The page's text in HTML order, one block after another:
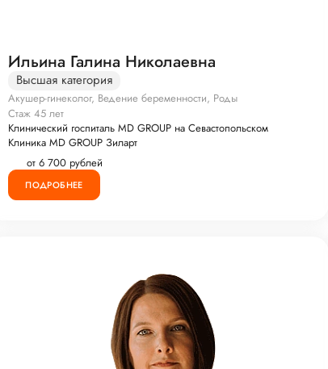
Ильина Галина Николаевна
Высшая категория
Акушер-гинеколог, Ведение беременности, Роды
Стаж 45 лет
Клинический госпиталь MD GROUP на Севастопольском
Клиника MD GROUP Зиларт
от 6 700 рублей
ПОДРОБНЕЕ